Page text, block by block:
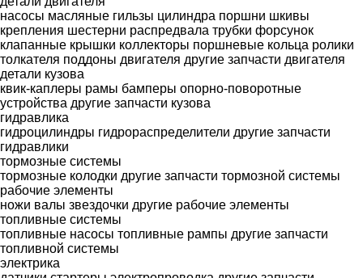
насосы масляные гильзы цилиндра поршни шкивы
крепления шестерни распредвала трубки форсунок
клапанные крышки коллекторы поршневые кольца ролики
толкателя поддоны двигателя другие запчасти двигателя
детали кузова
квик-каплеры рамы бамперы опорно-поворотные
устройства другие запчасти кузова
гидравлика
гидроцилиндры гидрораспределители другие запчасти
гидравлики
тормозные системы
тормозные колодки другие запчасти тормозной системы
рабочие элементы
ножи валы звездочки другие рабочие элементы
топливные системы
топливные насосы топливные рампы другие запчасти
топливной системы
электрика